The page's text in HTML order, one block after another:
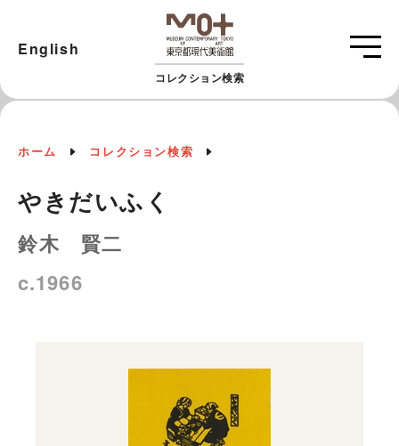
コレクション検索
English
ホーム コレクション検索
やきだいふく
鈴木 賢二
c.1966